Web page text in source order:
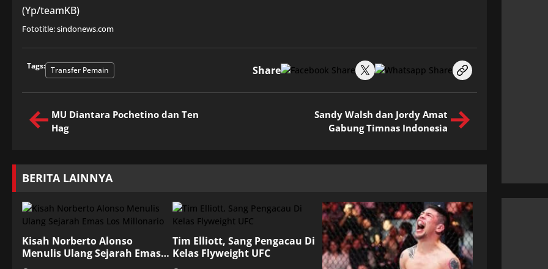
(Yp/teamKB)
Fototitle: sindonews.com
Tags: Transfer Pemain Share
MU Diantara Pochetino dan Ten
Hag
Sandy Walsh dan Jordy Amat
Gabung Timnas Indonesia
BERITA LAINNYA
Kisah Norberto Alonso
Menulis Ulang Sejarah Emas
Los Millonario
Tim Elliott, Sang Pengacau Di
Kelas Flyweight UFC